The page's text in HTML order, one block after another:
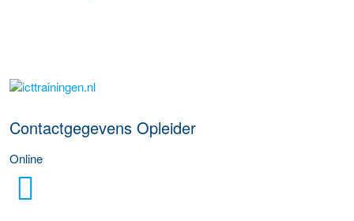
over deze opleider
Contactgegevens Opleider
Online